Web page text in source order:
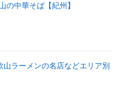
の中華そば【紀州】
ラーメンの名店などエリア別